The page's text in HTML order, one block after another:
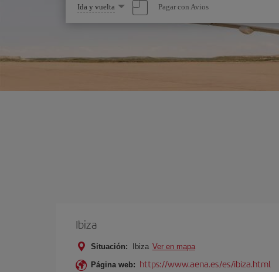
Seleccione
una
opción
Ida y vuelta Pagar con Avios
Ibiza
Situación: Ibiza Ver en mapa
Página web: https://www.aena.es/es/ibiza.html